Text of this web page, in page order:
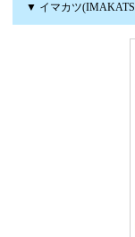
▼ イマカツ